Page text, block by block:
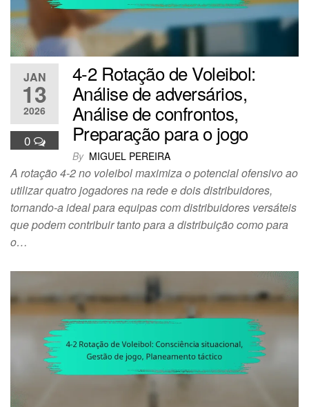
JAN
13
2026
0
4-2 Rotação de Voleibol:
Análise de adversários,
Análise de confrontos,
Preparação para o jogo
By MIGUEL PEREIRA
A rotação 4-2 no voleibol maximiza o potencial ofensivo ao
utilizar quatro jogadores na rede e dois distribuidores,
tornando-a ideal para equipas com distribuidores versáteis
que podem contribuir tanto para a distribuição como para
o…